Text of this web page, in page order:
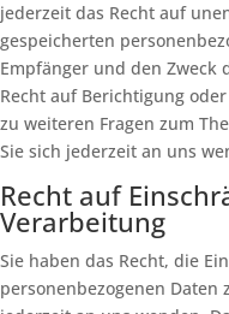
jederzeit das Recht auf
gespeicherten
Empfänger und den Zweck
Recht auf Berichtigung
zu weiteren Fragen zum
Sie sich jederzeit an uns
Recht auf
Verarbeitung
Sie haben das Recht, die
personenbezogenen Daten